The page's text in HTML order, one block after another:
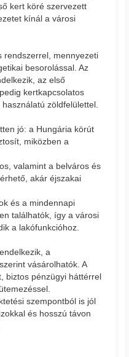
kert köré szervezett
kínál a városi
rendszerrel, mennyezeti
besorolással. Az
az első
kertkapcsolatos
zöldfelülettel.
jó: a Hungária körút
miközben a
valamint a belváros és
akár éjszakai
és a mindennapi
találhatók, így a városi
a lakófunkcióhoz.
a
vásárolhatók. A
biztos pénzügyi háttérrel
szempontból is jól
és hosszú távon